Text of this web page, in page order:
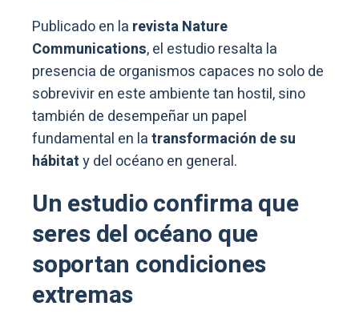
Publicado en la revista Nature
Communications, el estudio resalta la
presencia de organismos capaces no solo de
sobrevivir en este ambiente tan hostil, sino
también de desempeñar un papel
fundamental en latransformación de su
hábitaty del océano en general.
Un estudio confirma que
seres del océano que
soportan condiciones
extremas